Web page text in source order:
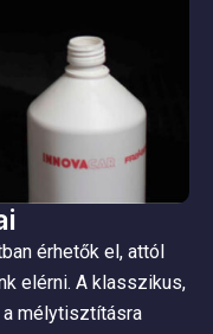
érhetők el, attól
elérni. A klasszikus,
mélytisztításra